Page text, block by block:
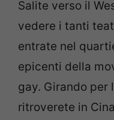
Salite verso il
vedere i tanti
entrate nel
epicenti della
gay. Girando per
ritroverete in